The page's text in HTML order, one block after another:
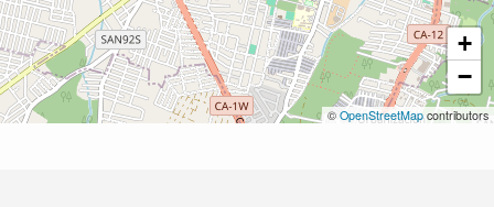
+
−
© OpenStreetMapcontributors